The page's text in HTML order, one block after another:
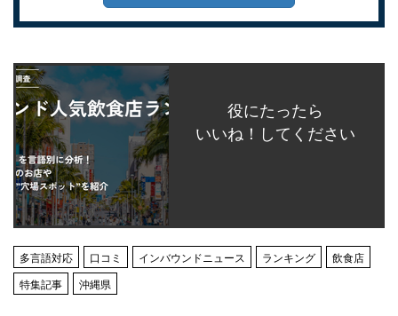
役にたったら
いいね！してください
多言語対応 口コミ インバウンドニュース ランキング
飲食店
特集記事
沖縄県